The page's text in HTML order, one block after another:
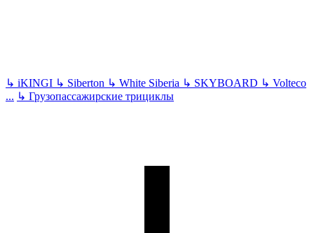
↳ iKINGI ↳ Siberton ↳ White Siberia ↳ SKYBOARD ↳ Volteco
... ↳ Грузопассажирские трициклы